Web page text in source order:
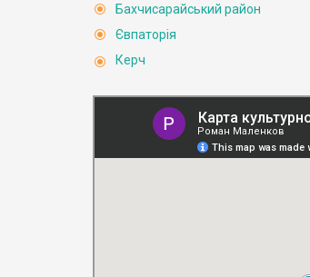
Бахчисарайський район
Євпаторія
Керч